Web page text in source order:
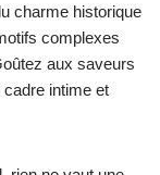
charme historique
complexes
aux saveurs
intime et